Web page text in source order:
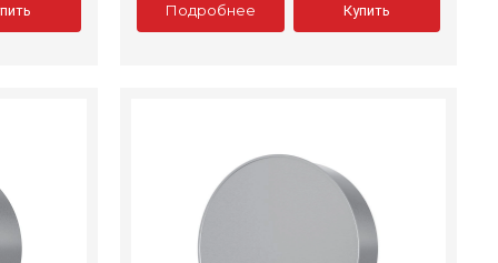
Подробнее Купить